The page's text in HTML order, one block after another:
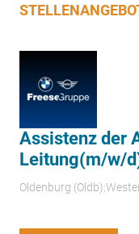
Assistenz der
Leitung(m/w/
Oldenburg